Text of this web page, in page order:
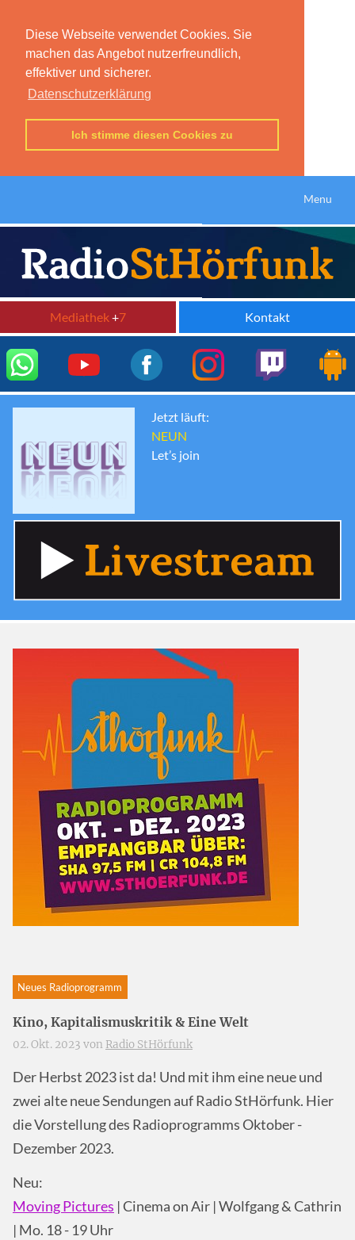
Diese Webseite verwendet Cookies. Sie
machen das Angebot nutzerfreundlich,
effektiver und sicherer.
Datenschutzerklärung
Ich stimme diesen Cookies zu
Menu
Mediathek+7 Kontakt
Jetzt läuft:
NEUN
Let’s join
Neues Radioprogramm
Kino, Kapitalismuskritik & Eine Welt
02. Okt. 2023 von Radio StHörfunk
Der Herbst 2023 ist da! Und mit ihm eine neue und
zwei alte neue Sendungen auf Radio StHörfunk. Hier
die Vorstellung des Radioprogramms Oktober -
Dezember 2023.
Neu:
Moving Pictures | Cinema on Air | Wolfgang & Cathrin
| Mo. 18 - 19 Uhr